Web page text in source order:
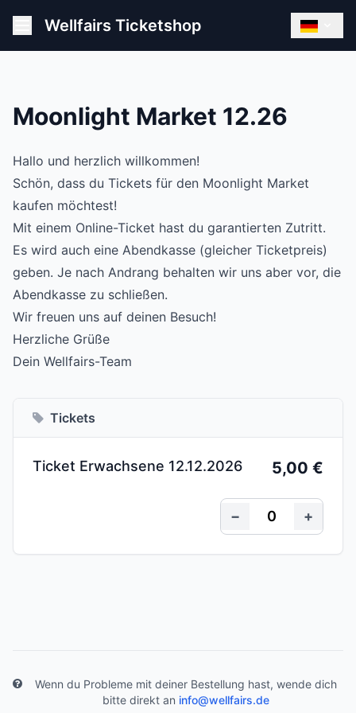
Wellfairs Ticketshop
Moonlight Market 12.26
Hallo und herzlich willkommen!
Schön, dass du Tickets für den Moonlight Market
kaufen möchtest!
Mit einem Online-Ticket hast du garantierten Zutritt.
Es wird auch eine Abendkasse (gleicher Ticketpreis)
geben. Je nach Andrang behalten wir uns aber vor, die
Abendkasse zu schließen.
Wir freuen uns auf deinen Besuch!
Herzliche Grüße
Dein Wellfairs-Team
Tickets
Ticket Erwachsene 12.12.2026 5,00 €
− +
Wenn du Probleme mit deiner Bestellung hast, wende dich
bitte direkt an info@wellfairs.de